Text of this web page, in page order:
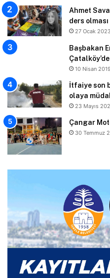
Ahmet
ders
27 Ocak 2023
Başbakan
10 Nisan 2019
İtfaiye son
olaya
23 Mayıs
Çangar
30 Temmuz